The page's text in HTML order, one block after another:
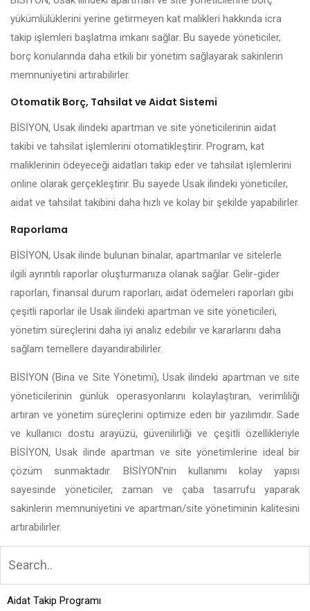
yükümlülüklerini yerine getirmeyen kat malikleri hakkında icra
takip işlemleri başlatma imkanı sağlar. Bu sayede yöneticiler,
borç konularında daha etkili bir yönetim sağlayarak sakinlerin
memnuniyetini artırabilirler.
Otomatik Borç, Tahsilat ve Aidat Sistemi
BİSİYON, Usak ilindeki apartman ve site yöneticilerinin aidat
takibi ve tahsilat işlemlerini otomatikleştirir. Program, kat
maliklerinin ödeyeceği aidatları takip eder ve tahsilat işlemlerini
online olarak gerçekleştirir. Bu sayede Usak ilindeki yöneticiler,
aidat ve tahsilat takibini daha hızlı ve kolay bir şekilde yapabilirler.
Raporlama
BİSİYON, Usak ilinde bulunan binalar, apartmanlar ve sitelerle
ilgili ayrıntılı raporlar oluşturmanıza olanak sağlar. Gelir-gider
raporları, finansal durum raporları, aidat ödemeleri raporları gibi
çeşitli raporlar ile Usak ilindeki apartman ve site yöneticileri,
yönetim süreçlerini daha iyi analiz edebilir ve kararlarını daha
sağlam temellere dayandırabilirler.
BİSİYON (Bina ve Site Yönetimi), Usak ilindeki apartman ve site
yöneticilerinin günlük operasyonlarını kolaylaştıran, verimliliği
artıran ve yönetim süreçlerini optimize eden bir yazılımdır. Sade
ve kullanıcı dostu arayüzü, güvenilirliği ve çeşitli özellikleriyle
BİSİYON, Usak ilinde apartman ve site yönetimlerine ideal bir
çözüm sunmaktadır. BİSİYON'nin kullanımı kolay yapısı
sayesinde yöneticiler, zaman ve çaba tasarrufu yaparak
sakinlerin memnuniyetini ve apartman/site yönetiminin kalitesini
artırabilirler.
Aidat Takip Programı